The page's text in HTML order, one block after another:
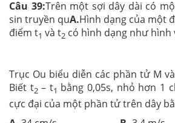
Câu 39:Trên một sợi dây dài có
sin truyền quA.Hình dạng của một
điểm t1 và t2 có hình dạng như hình
Trục Ou biểu diễn các phần tử M
Biết t­2– t1 bằng 0,05s, nhỏ hơn 1
cực đại của một phần tử trên dây